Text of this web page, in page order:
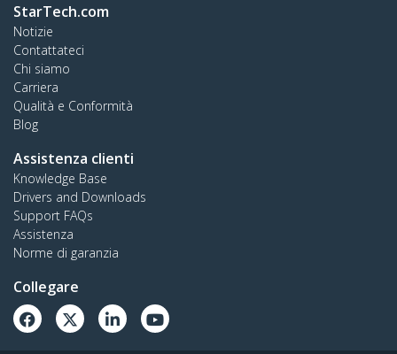
StarTech.com
Notizie
Contattateci
Chi siamo
Carriera
Qualità e Conformità
Blog
Assistenza clienti
Knowledge Base
Drivers and Downloads
Support FAQs
Assistenza
Norme di garanzia
Collegare